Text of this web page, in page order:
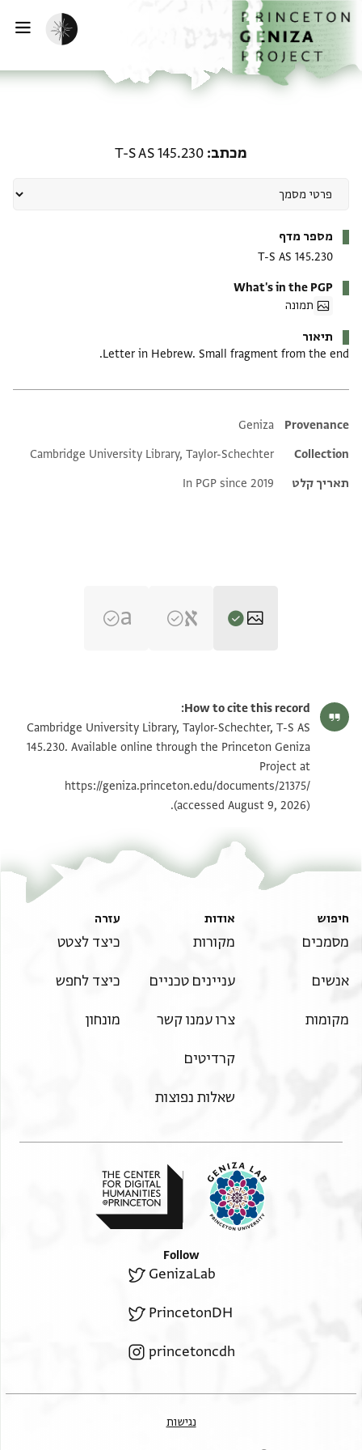
לתוכןהבית
הפעלת מצב כהה
מכתב T-S AS 145.230
מספר מדף
T-S AS 145.230
What's in the PGP
תמונה
תיאור
Letter in Hebrew. Small fragment from the end.
Additional metadata
Provenance
Geniza
Collection
Cambridge University Library, Taylor-Schechter
תאריך קלט
In PGP since 2019
T-S AS 145.230 1v הגדל וסובב
תנאי היתר שימוש בתצלום
How to cite this record:
Cambridge University Library, Taylor-Schechter, T-S AS
145.230. Available online through the Princeton Geniza
Project at
https://geniza.princeton.edu/documents/21375/
(accessed August 9, 2026).
חיפוש
מסמכים
אנשים
מקומות
אודות
מקורות
עניינים טכניים
צרו עמנו קשר
קרדיטים
שאלות נפוצות
עזרה
כיצד לצטט
כיצד לחפש
מונחון
Follow
GenizaLab
PrincetonDH
princetoncdh
נגישות